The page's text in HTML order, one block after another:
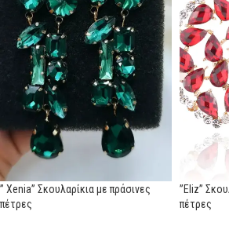
” Xenia” Σκουλαρίκια με πράσινες
πέτρες
”Eliz”
πέτρες